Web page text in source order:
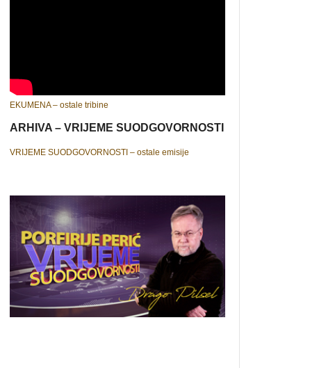
EKUMENA – ostale tribine
ARHIVA – VRIJEME SUODGOVORNOSTI
VRIJEME SUODGOVORNOSTI – ostale emisije